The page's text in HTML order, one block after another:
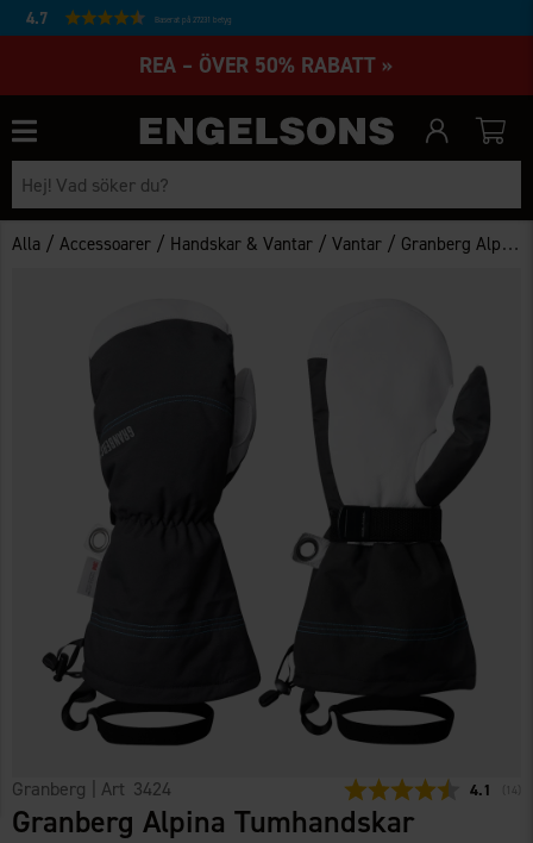
4.7 Baserat på 27231 betyg
REA – ÖVER 50% RABATT »
Alla /Accessoarer / Handskar & Vantar /Vantar / Granberg Alpina Tumhandskar
Granberg | Art 3424 4.1 14
Granberg Alpina Tumhandskar